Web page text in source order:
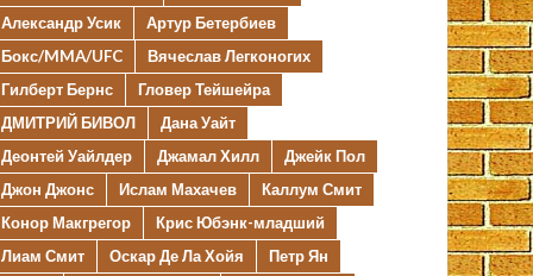
Александр Усик
Артур Бетербиев
Бокс/MMA/UFC
Вячеслав Легконогих
Гилберт Бернс
Гловер Тейшейра
ДМИТРИЙ БИВОЛ
Дана Уайт
Деонтей Уайлдер
Джамал Хилл
Джейк Пол
Джон Джонс
Ислам Махачев
Каллум Смит
Конор Макгрегор
Крис Юбэнк-младший
Лиам Смит
Оскар Де Ла Хойя Петр Ян